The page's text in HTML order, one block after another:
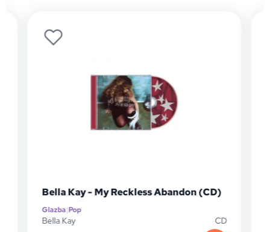
Bella Kay - My Reckless Abandon (CD)
Glazba|Pop
Bella Kay
CD